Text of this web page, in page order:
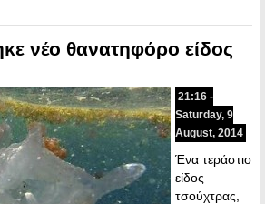
νέο θανατηφόρο είδος
21:16 -
Saturday, 9
August, 2014
Ένα τεράστιο
είδος
τσούχτρας,